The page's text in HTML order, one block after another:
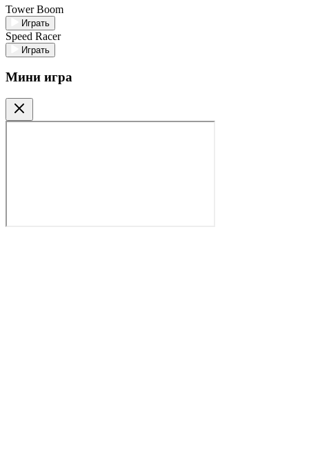
Tower Boom
Играть
Speed Racer
Играть
Мини игра